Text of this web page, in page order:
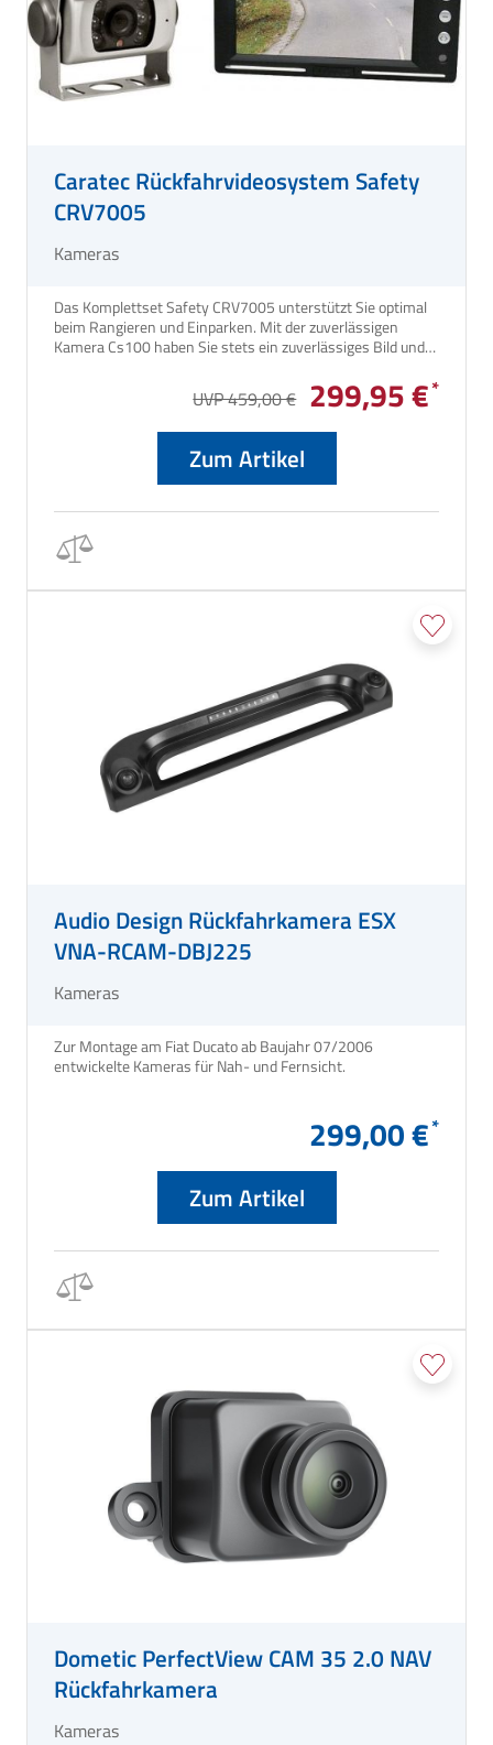
Caratec Rückfahrvideosystem Safety
CRV7005
Kameras
Das Komplettset Safety CRV7005 unterstützt Sie optimal
beim Rangieren und Einparken. Mit der zuverlässigen
Kamera Cs100 haben Sie stets ein zuverlässiges Bild und
UVP 459,00 € 299,95 €
Zum Artikel
Audio Design Rückfahrkamera ESX
VNA-RCAM-DBJ225
Kameras
Zur Montage am Fiat Ducato ab Baujahr 07/2006
299,00 €
Zum Artikel
Dometic PerfectView CAM 35 2.0 NAV
Rückfahrkamera
Kameras